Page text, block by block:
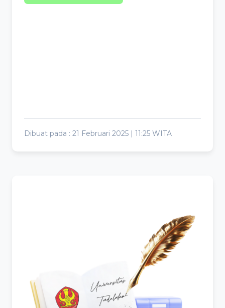
Dibuat pada : 21 Februari 2025 | 11:25 WITA